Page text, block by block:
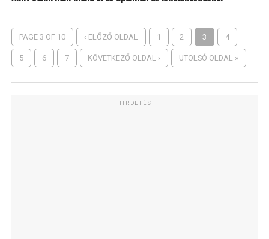
PAGE 3 OF 10 ‹ ELŐZŐ OLDAL 1 2 3 4
5 6 7 KÖVETKEZŐ OLDAL › UTOLSÓ OLDAL »
HIRDETÉS